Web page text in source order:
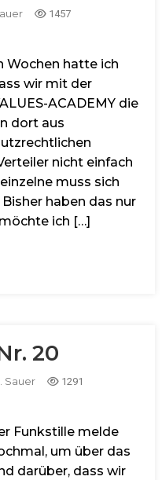
1457
Wochen hatte ich
wir mit der
ACADEMY die
dort aus
nicht einfach
muss sich
haben das nur
ich […]
20
Sauer 1291
Funkstille melde
um über das
darüber, dass wir